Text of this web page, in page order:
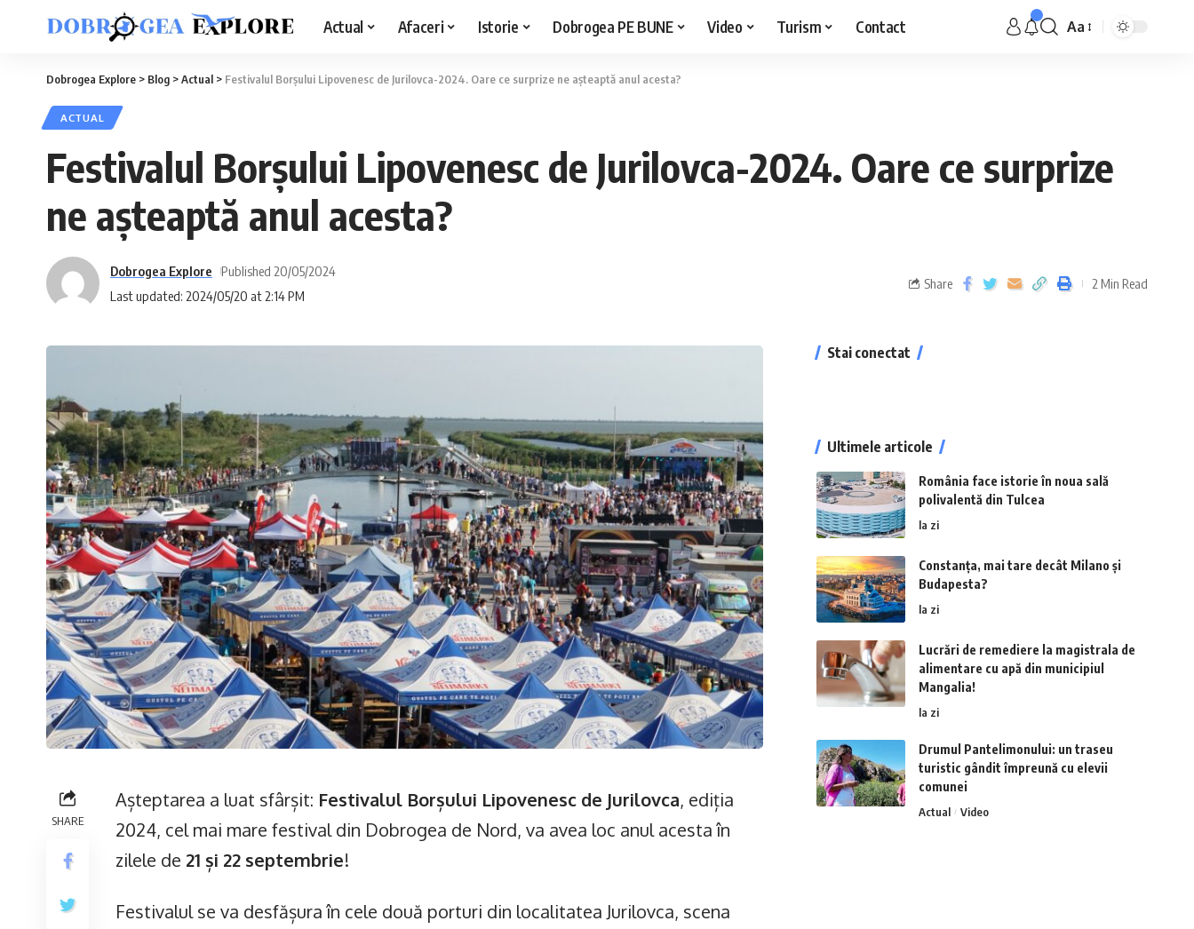
Actual Afaceri Istorie Dobrogea PE BUNE Video Turism Contact Aa
Dobrogea Explore > Blog >Actual > Festivalul Borșului Lipovenesc de Jurilovca-2024. Oare ce surprize ne așteaptă anul acesta?
ACTUAL
Festivalul Borșului Lipovenesc de Jurilovca-2024. Oare ce surprize
ne așteaptă anul acesta?
Last updated: 2024/05/20 at 2:14 PM
Dobrogea Explore Published 20/05/2024
Share 2 Min Read
SHARE
Așteptarea a luat sfârșit: Festivalul Borșului Lipovenesc de Jurilovca, ediția
2024, cel mai mare festival din Dobrogea de Nord, va avea loc anul acesta în
zilele de 21 și 22 septembrie!
Festivalul se va desfășura în cele două porturi din localitatea Jurilovca, scena
Stai conectat
Ultimele articole
România face istorie în noua sală
polivalentă din Tulcea
la zi
Constanța, mai tare decât Milano și
Budapesta?
la zi
Lucrări de remediere la magistrala de
alimentare cu apă din municipiul
Mangalia!
la zi
Drumul Pantelimonului: un traseu
turistic gândit împreună cu elevii
comunei
Actual Video